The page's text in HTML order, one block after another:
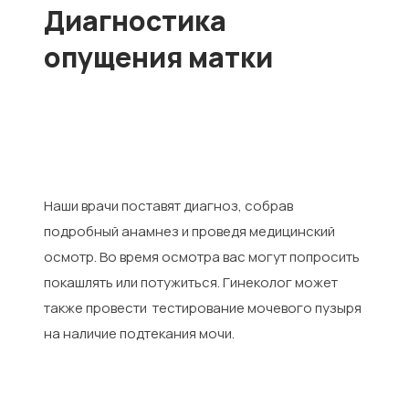
Диагностика
опущения матки
Наши врачи поставят диагноз, собрав
подробный анамнез и проведя медицинский
осмотр. Во время осмотра вас могут попросить
покашлять или потужиться. Гинеколог может
также провести тестирование мочевого пузыря
на наличие подтекания мочи.